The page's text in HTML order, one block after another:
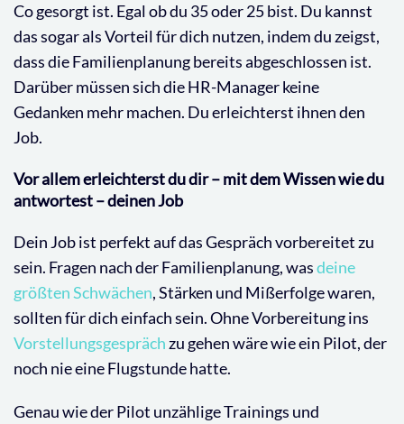
Co gesorgt ist. Egal ob du 35 oder 25 bist. Du kannst
das sogar als Vorteil für dich nutzen, indem du zeigst,
dass die Familienplanung bereits abgeschlossen ist.
Darüber müssen sich die HR-Manager keine
Gedanken mehr machen. Du erleichterst ihnen den
Job.
Vor allem erleichterst du dir – mit dem Wissen wie du
antwortest – deinen Job
Dein Job ist perfekt auf das Gespräch vorbereitet zu
sein. Fragen nach der Familienplanung, wasdeine
größten Schwächen, Stärken und Mißerfolge waren,
sollten für dich einfach sein. Ohne Vorbereitung ins
Vorstellungsgespräch zu gehen wäre wie ein Pilot, der
noch nie eine Flugstunde hatte.
Genau wie der Pilot unzählige Trainings und